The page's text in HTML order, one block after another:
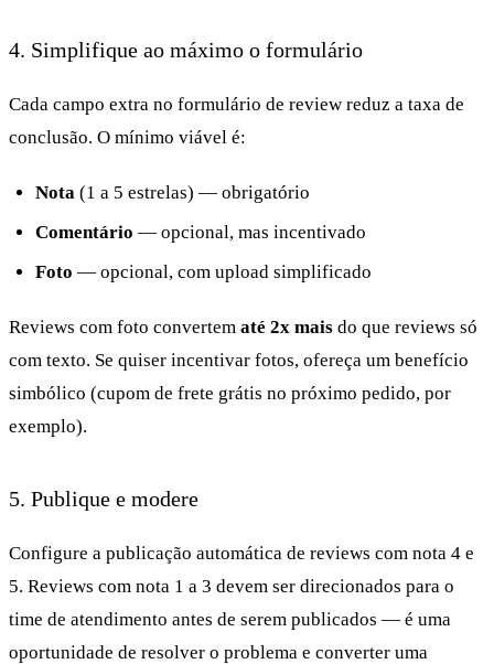
4. Simplifique ao máximo o formulário
Cada campo extra no formulário de review reduz a taxa de
conclusão. O mínimo viável é:
Nota (1 a 5 estrelas) — obrigatório
Comentário — opcional, mas incentivado
Foto — opcional, com upload simplificado
Reviews com foto convertem até 2x mais do que reviews só
com texto. Se quiser incentivar fotos, ofereça um benefício
simbólico (cupom de frete grátis no próximo pedido, por
exemplo).
5. Publique e modere
Configure a publicação automática de reviews com nota 4 e
5. Reviews com nota 1 a 3 devem ser direcionados para o
time de atendimento antes de serem publicados — é uma
oportunidade de resolver o problema e converter uma